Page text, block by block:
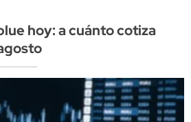
hoy: a cuánto cotiza